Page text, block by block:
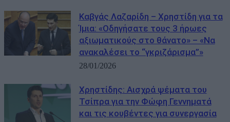
Καβγάς Λαζαρίδη – Χρηστίδη για τα
Ίμια: «Οδηγήσατε τους 3 ήρωες
αξιωματικούς στο θάνατο» – «Να
ανακαλέσει το “γκριζάρισμα”»
28/01/2026
Χρηστίδης: Αισχρά ψέματα του
Τσίπρα για την Φώφη Γεννηματά
και τις κουβέντες για συνεργασία